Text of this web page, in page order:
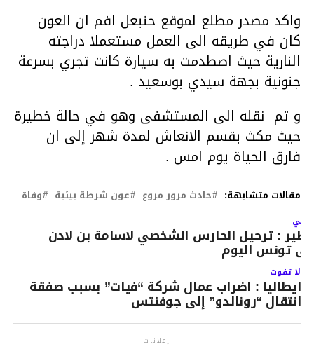
واكد مصدر مطلع لموقع حنبعل افم ان العون
كان في طريقه الى العمل مستعملا دراجته
النارية حيث اصطدمت به سيارة كانت تجري بسرعة
جنونية بجهة سيدي بوسعيد .
و تم نقله الى المستشفى وهو في حالة خطيرة
حيث مكث بقسم الانعاش لمدة شهر إلى ان
فارق الحياة يوم امس .
مقالات متشابهة: حادث مرور مروع عون شرطة بيئية وفاة
: ترحيل الحارس الشخصي لاسامة بن لادن
تونس اليوم
لا تفوت
ايطاليا : اضراب عمال شركة “فيات” بسبب صفقة
انتقال “رونالدو” إلى جوفنتس
إعلانات